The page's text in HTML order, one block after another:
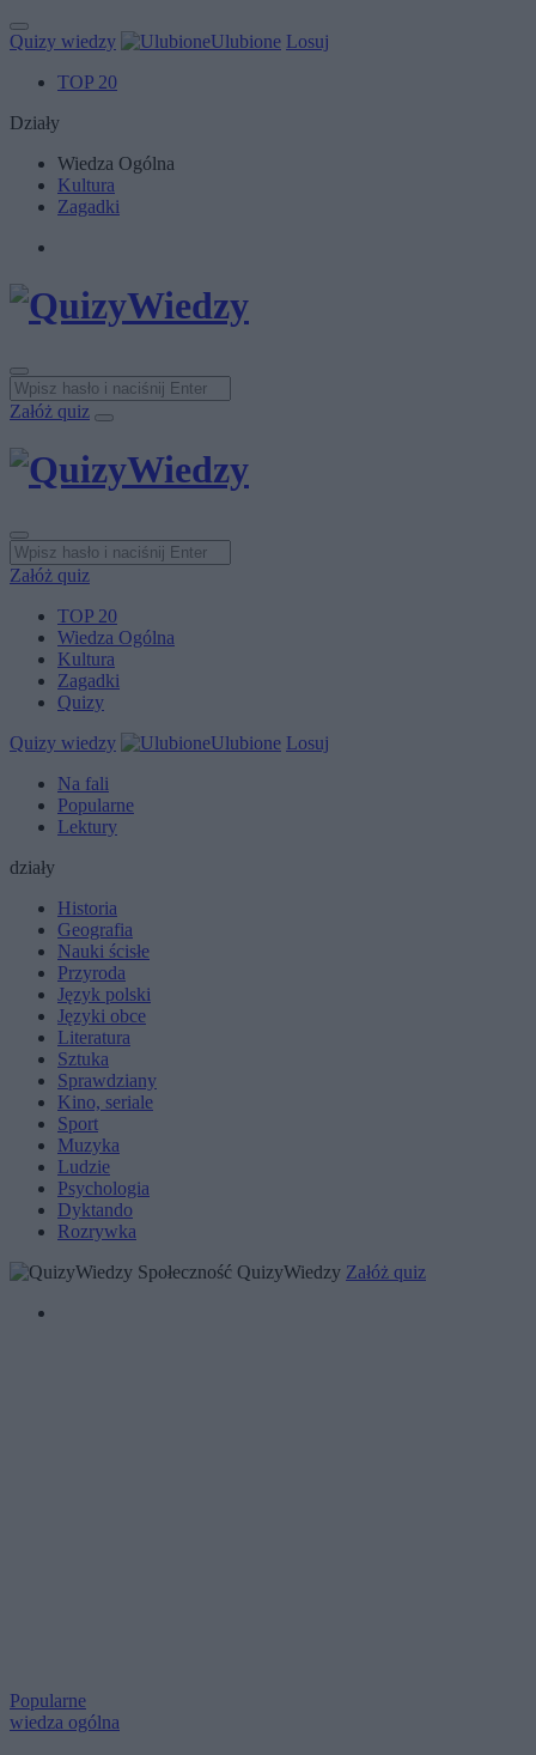
Quizy wiedzy Ulubione Losuj
TOP 20
Działy
Wiedza Ogólna
Kultura
Zagadki
Załóż quiz
Załóż quiz
TOP 20
Wiedza Ogólna
Kultura
Zagadki
Quizy
Quizy wiedzy
Ulubione Losuj
Na fali
Popularne
Lektury
działy
Historia
Geografia
Nauki ścisłe
Przyroda
Język polski
Języki obce
Literatura
Sztuka
Sprawdziany
Kino, seriale
Sport
Muzyka
Ludzie
Psychologia
Dyktando
Rozrywka
Społeczność QuizyWiedzy Załóż quiz
Popularne
wiedza ogólna